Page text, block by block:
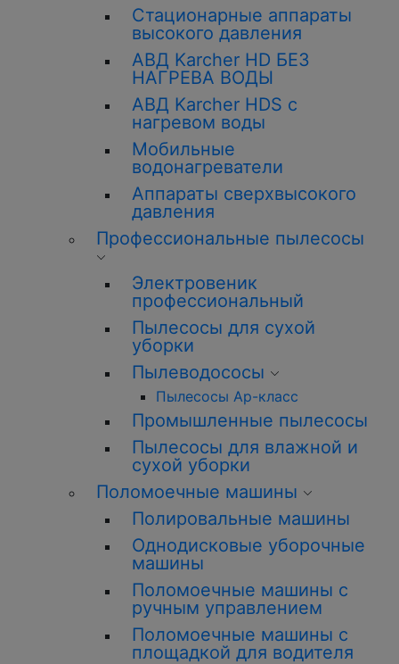
Стационарные аппараты
высокого давления
АВД Karcher HD БЕЗ
НАГРЕВА ВОДЫ
АВД Karcher HDS с
нагревом воды
Мобильные
водонагреватели
Аппараты сверхвысокого
давления
Профессиональные пылесосы
Электровеник
профессиональный
Пылесосы для сухой
уборки
Пылеводососы
Пылесосы Ар-класс
Промышленные пылесосы
Пылесосы для влажной и
сухой уборки
Поломоечные машины
Полировальные машины
Однодисковые уборочные
машины
Поломоечные машины с
ручным управлением
Поломоечные машины с
площадкой для водителя